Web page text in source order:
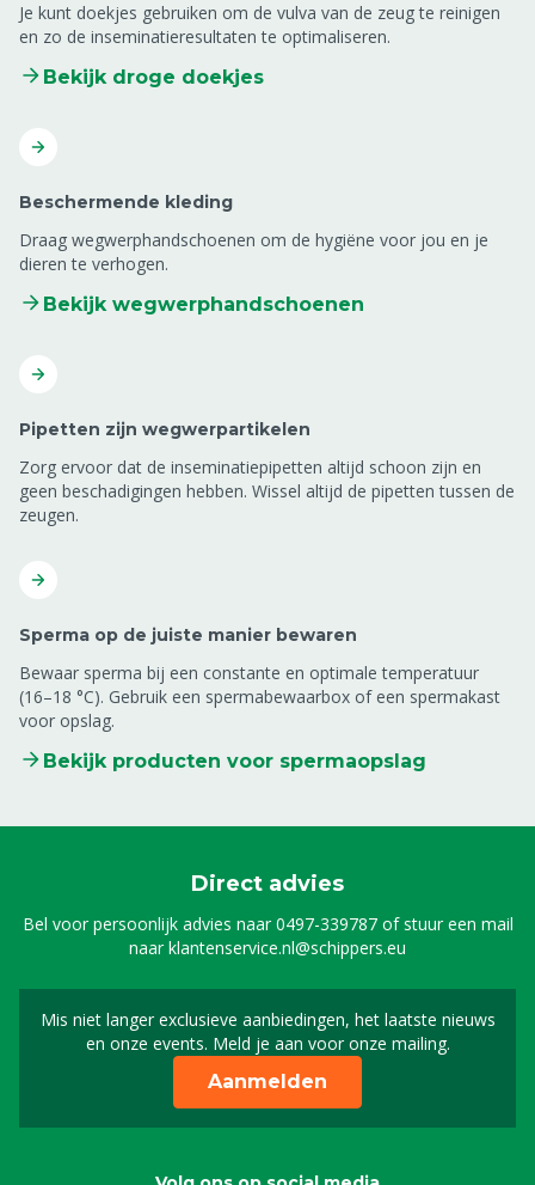
Je kunt doekjes gebruiken om de vulva van de zeug te reinigen
en zo de inseminatieresultaten te optimaliseren.
Bekijk droge doekjes
Beschermende kleding
Draag wegwerphandschoenen om de hygiëne voor jou en je
dieren te verhogen.
Bekijk wegwerphandschoenen
Pipetten zijn wegwerpartikelen
Zorg ervoor dat de inseminatiepipetten altijd schoon zijn en
geen beschadigingen hebben. Wissel altijd de pipetten tussen de
zeugen.
Sperma op de juiste manier bewaren
Bewaar sperma bij een constante en optimale temperatuur
(16–18 °C). Gebruik een spermabewaarbox of een spermakast
voor opslag.
Bekijk producten voor spermaopslag
Direct advies
Bel voor persoonlijk advies naar0497-339787of stuur een mail
naarklantenservice.nl@schippers.eu
Mis niet langer exclusieve aanbiedingen, het laatste nieuws
en onze events. Meld je aan voor onze mailing.
Schrijf je in voor onze
Aanmelden